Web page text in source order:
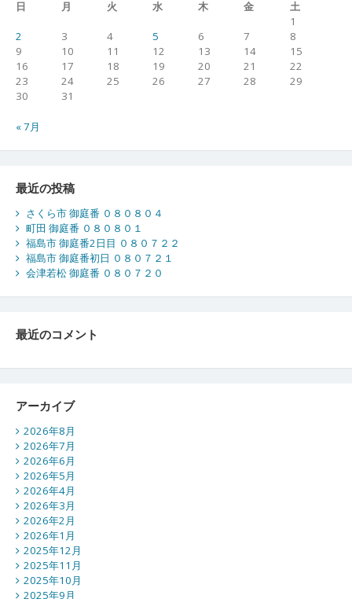
日 月 火 水 木 金
土
1
2
3 4 5 6 7
8
9
10 11 12 13 14
15
16
17 18 19 20 21
22
23
24 25 26 27 28
29
30
31
« 7月
最近の投稿
さくら市 御庭番 ０８０８０４
町田 御庭番 ０８０８０１
福島市 御庭番2日目 ０８０７２２
福島市 御庭番初日 ０８０７２１
会津若松 御庭番 ０８０７２０
最近のコメント
アーカイブ
2026年8月
2026年7月
2026年6月
2026年5月
2026年4月
2026年3月
2026年2月
2026年1月
2025年12月
2025年11月
2025年10月
2025年9月